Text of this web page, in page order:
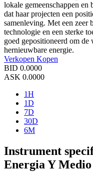
lokale gemeenschappen en
dat haar projecten een
samenleving. Met een zeer
technologie en een sterke
goed gepositioneerd om
hernieuwbare energie.
Verkopen Kopen
BID 0.0000
ASK 0.0000
1H
1D
7D
30D
6M
Instrument
Energia Y